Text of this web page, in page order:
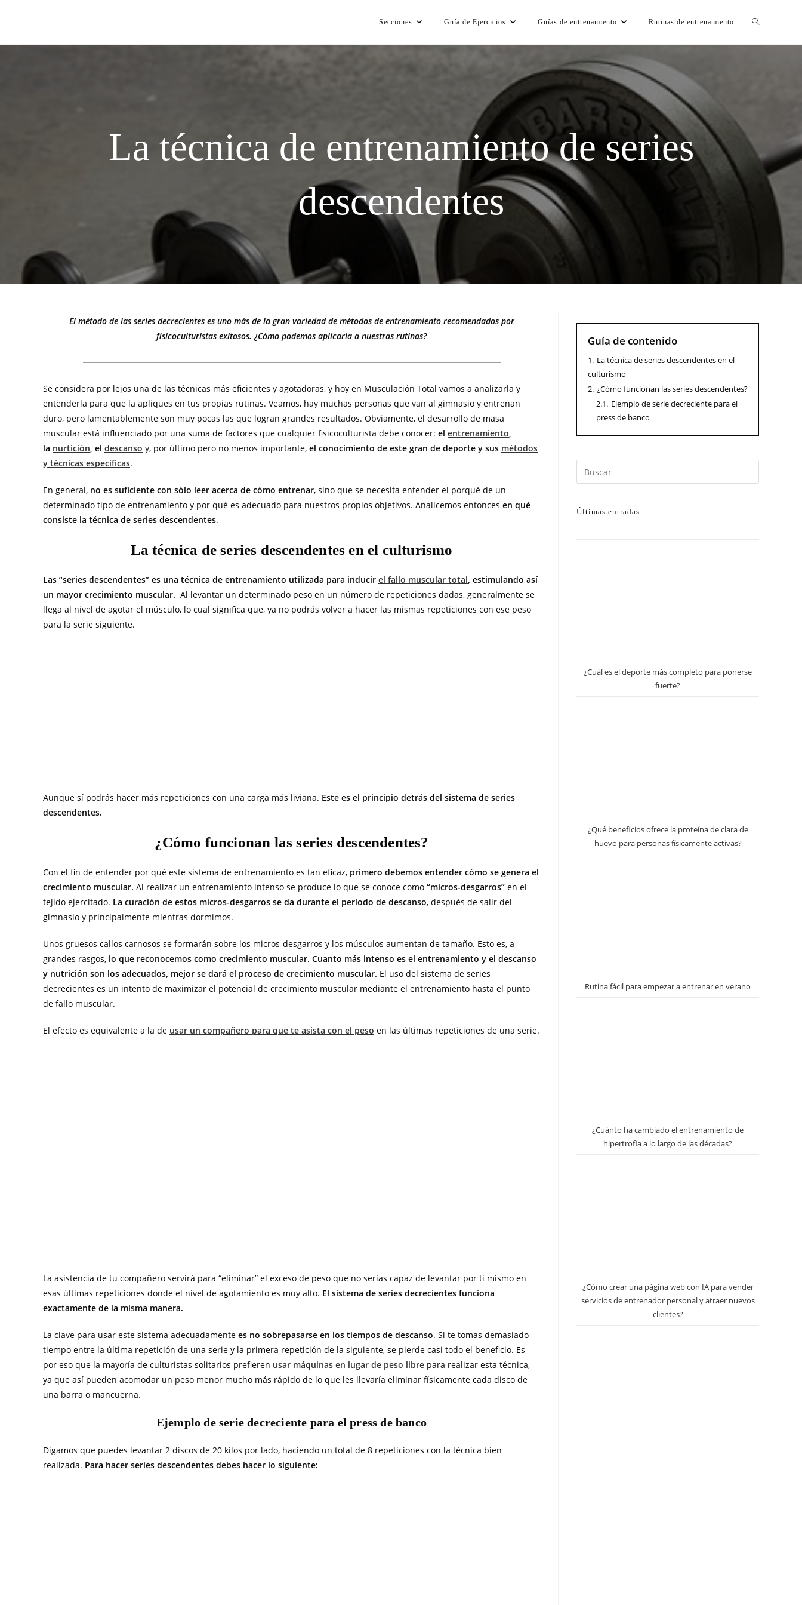
Secciones Guía de Ejercicios Guías de entrenamiento Rutinas de entrenamiento
La técnica de entrenamiento de series
descendentes
El método de las series decrecientes es uno más de la gran variedad de métodos de entrenamiento recomendados por
fisicoculturistas exitosos. ¿Cómo podemos aplicarla a nuestras rutinas?
Se considera por lejos una de las técnicas más eficientes y agotadoras, y hoy en Musculación Total vamos a analizarla y
entenderla para que la apliques en tus propias rutinas. Veamos, hay muchas personas que van al gimnasio y entrenan
duro, pero lamentablemente son muy pocas las que logran grandes resultados. Obviamente, el desarrollo de masa
muscular está influenciado por una suma de factores que cualquier fisicoculturista debe conocer: el entrenamiento,
la nurticiòn, el descanso y, por último pero no menos importante, el conocimiento de este gran de deporte y sus métodos
y técnicas específicas.
En general, no es suficiente con sólo leer acerca de cómo entrenar, sino que se necesita entender el porqué de un
determinado tipo de entrenamiento y por qué es adecuado para nuestros propios objetivos. Analicemos entonces en qué
consiste la técnica de series descendentes.
La técnica de series descendentes en el culturismo
Las “series descendentes” es una técnica de entrenamiento utilizada para inducir el fallo muscular total, estimulando así
un mayor crecimiento muscular. Al levantar un determinado peso en un número de repeticiones dadas, generalmente se
llega al nivel de agotar el músculo, lo cual significa que, ya no podrás volver a hacer las mismas repeticiones con ese peso
para la serie siguiente.
Aunque sí podrás hacer más repeticiones con una carga más liviana. Este es el principio detrás del sistema de series
descendentes.
¿Cómo funcionan las series descendentes?
Con el fin de entender por qué este sistema de entrenamiento es tan eficaz, primero debemos entender cómo se genera el
crecimiento muscular. Al realizar un entrenamiento intenso se produce lo que se conoce como “micros-desgarros” en el
tejido ejercitado. La curación de estos micros-desgarros se da durante el período de descanso, después de salir del
gimnasio y principalmente mientras dormimos.
Unos gruesos callos carnosos se formarán sobre los micros-desgarros y los músculos aumentan de tamaño. Esto es, a
grandes rasgos, lo que reconocemos como crecimiento muscular. Cuanto más intenso es el entrenamiento y el descanso
y nutrición son los adecuados, mejor se dará el proceso de crecimiento muscular. El uso del sistema de series
decrecientes es un intento de maximizar el potencial de crecimiento muscular mediante el entrenamiento hasta el punto
de fallo muscular.
El efecto es equivalente a la de usar un compañero para que te asista con el peso en las últimas repeticiones de una serie.
La asistencia de tu compañero servirá para “eliminar” el exceso de peso que no serías capaz de levantar por ti mismo en
esas últimas repeticiones donde el nivel de agotamiento es muy alto. El sistema de series decrecientes funciona
exactamente de la misma manera.
La clave para usar este sistema adecuadamente es no sobrepasarse en los tiempos de descanso. Si te tomas demasiado
tiempo entre la última repetición de una serie y la primera repetición de la siguiente, se pierde casi todo el beneficio. Es
por eso que la mayoría de culturistas solitarios prefieren usar máquinas en lugar de peso libre para realizar esta técnica,
ya que así pueden acomodar un peso menor mucho más rápido de lo que les llevaría eliminar físicamente cada disco de
una barra o mancuerna.
Ejemplo de serie decreciente para el press de banco
Digamos que puedes levantar 2 discos de 20 kilos por lado, haciendo un total de 8 repeticiones con la técnica bien
realizada. Para hacer series descendentes debes hacer lo siguiente:
Guía de contenido
1. La técnica de series descendentes en el
culturismo
2. ¿Cómo funcionan las series descendentes?
2.1. Ejemplo de serie decreciente para el
press de banco
Últimas entradas
¿Cuál es el deporte más completo para ponerse
fuerte?
¿Qué beneficios ofrece la proteína de clara de
huevo para personas físicamente activas?
Rutina fácil para empezar a entrenar en verano
¿Cuánto ha cambiado el entrenamiento de
hipertrofia a lo largo de las décadas?
¿Cómo crear una página web con IA para vender
servicios de entrenador personal y atraer nuevos
clientes?